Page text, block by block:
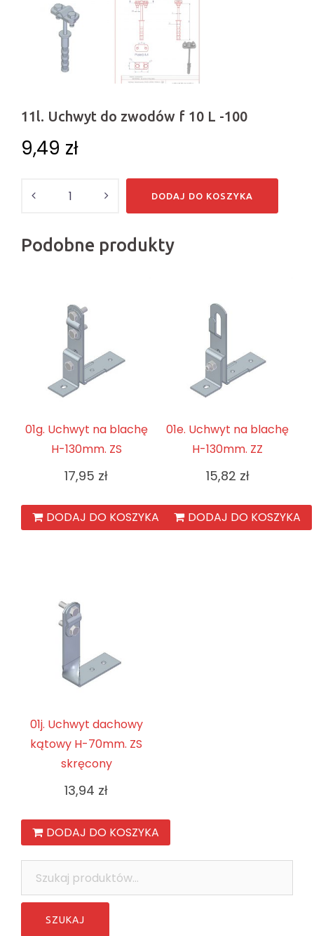
11l. Uchwyt do zwodów f 10 L -100
9,49 zł
DODAJ DO KOSZYKA
Podobne produkty
01g. Uchwyt na blachę
H-130mm. ZS
17,95 zł
DODAJ DO KOSZYKA
01e. Uchwyt na blachę
H-130mm. ZZ
15,82 zł
DODAJ DO KOSZYKA
01j. Uchwyt dachowy
kątowy H-70mm. ZS
skręcony
13,94 zł
DODAJ DO KOSZYKA